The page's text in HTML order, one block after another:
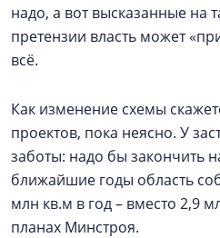
надо, а вот высказанные на
претензии власть может
всё.
Как изменение схемы
проектов, пока неясно. У
заботы: надо бы закончить
ближайшие годы область
млн кв.м в год – вместо 2,9
планах Минстроя.